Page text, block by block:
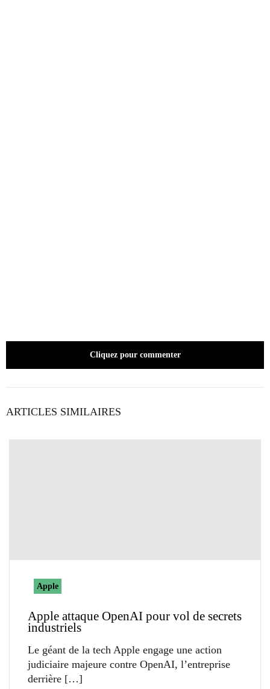
Cliquez pour commenter
ARTICLES SIMILAIRES
Apple
Apple attaque OpenAI pour vol de secrets
industriels
Le géant de la tech Apple engage une action
judiciaire majeure contre OpenAI, l’entreprise
derrière